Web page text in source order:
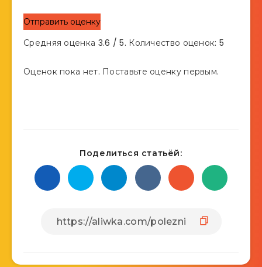
Отправить оценку
Средняя оценка 3.6 / 5. Количество оценок: 5
Оценок пока нет. Поставьте оценку первым.
Поделиться статьёй: